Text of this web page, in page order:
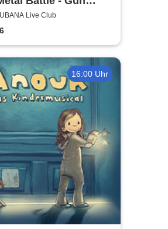
+ 1
Live Club
16:00 Uhr